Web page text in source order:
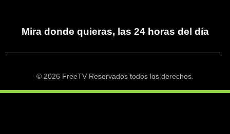
Mira donde quieras, las 24 horas del día
© 2026 FreeTV Reservados todos los derechos.